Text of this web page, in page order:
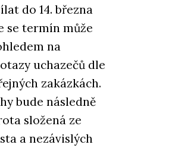
a barová židle
LD Seating
do 14. března
se termín může
na
uchazečů dle
zakázkách.
bude následně
složená ze
a nezávislých